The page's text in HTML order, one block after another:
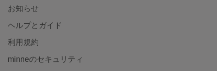
お知らせ
ヘルプとガイド
利用規約
minneのセキュリティ